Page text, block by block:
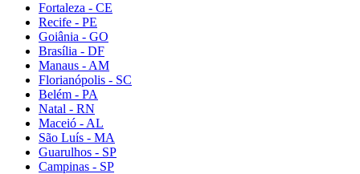
Fortaleza - CE
Recife - PE
Goiânia - GO
Brasília - DF
Manaus - AM
Florianópolis - SC
Belém - PA
Natal - RN
Maceió - AL
São Luís - MA
Guarulhos - SP
Campinas - SP